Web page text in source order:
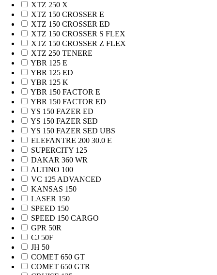
XTZ 250 X
XTZ 150 CROSSER E
XTZ 150 CROSSER ED
XTZ 150 CROSSER S FLEX
XTZ 150 CROSSER Z FLEX
XTZ 250 TENERE
YBR 125 E
YBR 125 ED
YBR 125 K
YBR 150 FACTOR E
YBR 150 FACTOR ED
YS 150 FAZER ED
YS 150 FAZER SED
YS 150 FAZER SED UBS
ELEFANTRE 200 30.0 E
SUPERCITY 125
DAKAR 360 WR
ALTINO 100
VC 125 ADVANCED
KANSAS 150
LASER 150
SPEED 150
SPEED 150 CARGO
GPR 50R
CJ 50F
JH 50
COMET 650 GT
COMET 650 GTR